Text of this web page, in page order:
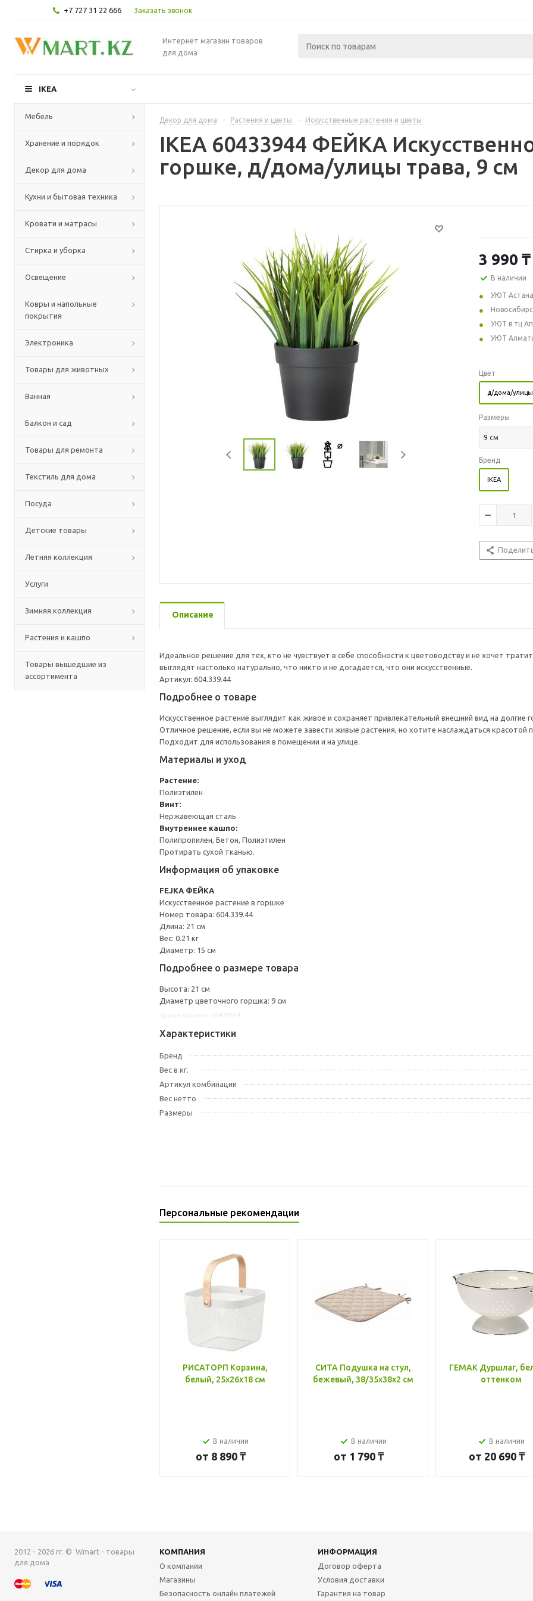
+7 727 31 22 666 Заказать звонок
Интернет магазин товаров
для дома
IKEA
Мебель
Хранение и порядок
Декор для дома
Кухни и бытовая техника
Кровати и матрасы
Стирка и уборка
Освещение
Ковры и напольные
покрытия
Электроника
Товары для животных
Ванная
Балкон и сад
Товары для ремонта
Текстиль для дома
Посуда
Детские товары
Летняя коллекция
Услуги
Зимняя коллекция
Растения и кашпо
Товары вышедшие из
ассортимента
Декор для дома - Растения и цветы - Искусственные растения и цветы
IKEA 60433944 ФЕЙКА
горшке, д/дома/улицы трава, 9 см
3 990 ₸
В наличии
УЮТ Астана
УЮТ в тц
УЮТ
Цвет
д/дома/улицы
Размеры
9 см
Бренд
IKEA
Описание
Идеальное решение для тех, кто не чувствует в себе способности к цветоводству и не хочет
выглядят настолько натурально, что никто и не догадается, что они искусственные.
Артикул: 604.339.44
Подробнее о товаре
Искусственное растение выглядит как живое и сохраняет привлекательный внешний вид на долгие
Отличное решение, если вы не можете завести живые растения, но хотите наслаждаться красотой
Подходит для использования в помещении и на улице.
Материалы и уход
Растение:
Полиэтилен
Винт:
Нержавеющая сталь
Внутреннее кашпо:
Полипропилен, Бетон, Полиэтилен
Протирать сухой тканью.
Информация об упаковке
FEJKA ФЕЙКА
Искусственное растение в горшке
Номер товара: 604.339.44
Длина: 21 см
Вес: 0.21 кг
Диаметр: 15 см
Подробнее о размере товара
Высота: 21 см
Диаметр цветочного горшка: 9 см
Характеристики
Бренд
Вес в кг.
Артикул комбинации
Вес нетто
Размеры
Персональные рекомендации
РИСАТОРП Корзина,
белый, 25x26x18 см
В наличии
от 8 890 ₸
СИТА Подушка на стул,
бежевый, 38/35x38x2 см
В наличии
от 1 790 ₸
ГЕМАК Дуршлаг,
оттенком
В наличии
от 20 690 ₸
2012 - 2026 гг. © Wmart - товары
для дома
КОМПАНИЯ
ИНФОРМАЦИЯ
О компании
Магазины
Безопасность онлайн платежей
Договор оферта
Условия доставки
Гарантия на товар